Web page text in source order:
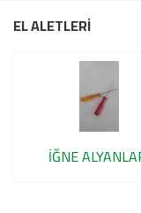
EL ALETLERİ
İĞNE